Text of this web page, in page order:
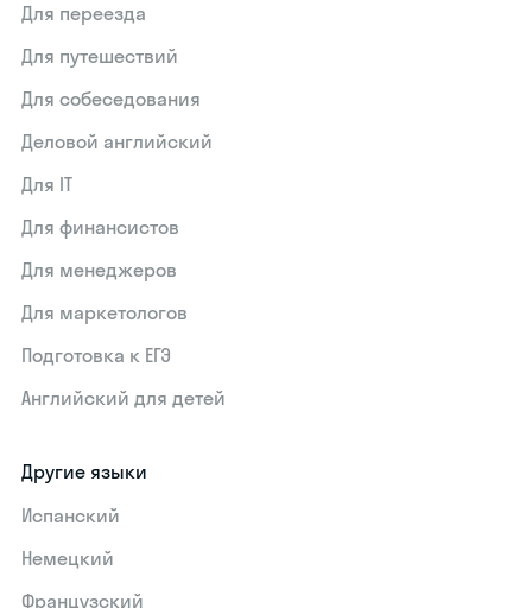
Для переезда
Для путешествий
Для собеседования
Деловой английский
Для IT
Для финансистов
Для менеджеров
Для маркетологов
Подготовка к ЕГЭ
Английский для детей
Другие языки
Испанский
Немецкий
Французский